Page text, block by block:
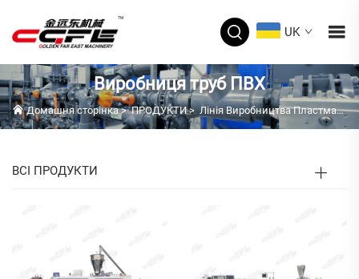
UK
Виробниця труб ПВХ
Домашня сторінка>ПРОДУКТИ>Лінія Виробництва Пластмасових Труб
ВСІ ПРОДУКТИ